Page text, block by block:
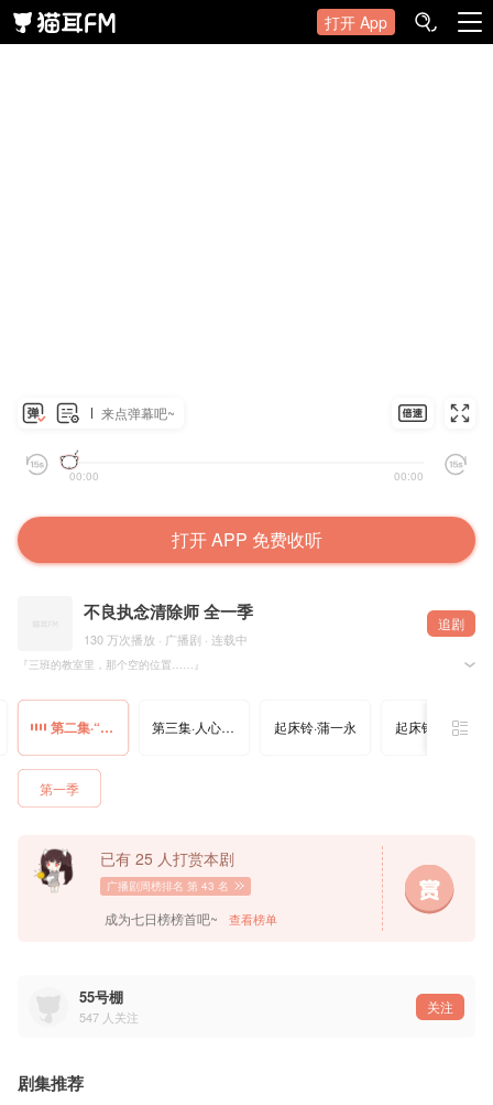
打开 App
来点弹幕吧~
00:00 00:00
打开 APP 免费收听
不良执念清除师 全一季
130 万次播放 · 广播剧 · 连载中
追剧
『三班的教室里，那个空的位置……』
☽制作组☾
原作：林冠慧
监制：嘎嘎鱼@嘎嘎i吃鱼
版权方监制：陆乐
制片：八岁@八八八八八岁
海报设计：二离漓@二离漓离子
海报画师：时若可止@时若可止
字幕：OCIR字幕组@OCIR·字幕组
导演：赵岭@配音演员赵岭 木清禾@Fairy_木清禾
——————————
蒲一永：张福正@歪歪福正了
陈楮英：幽舞越山@幽舞越山
城市怪客：黄玮@DOUD__黄玮
蒲占奎：严燕生
第二集·“帮我” 第三集·人心之力 起床铃·蒲一永 起床铃·曹光砚
第一季
已有 25 人打赏本剧
广播剧周榜排名 第 43 名
成为七日榜榜首吧~ 查看榜单
55号棚
547 人关注
关注
剧集推荐